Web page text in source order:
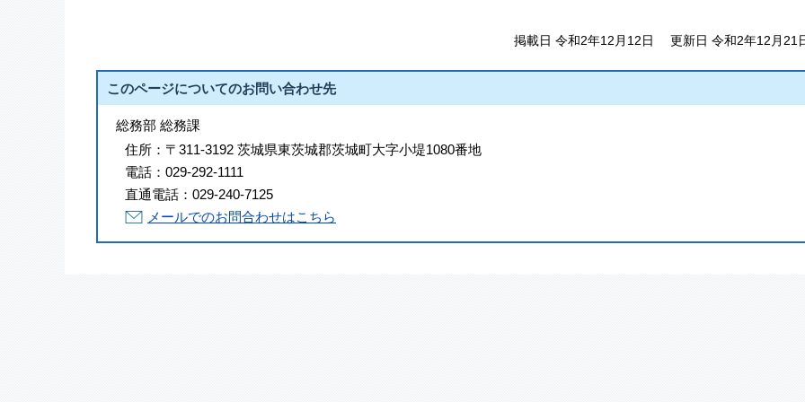
掲載日 令和2年12月12日 更新日 令和2年12月21
このページについてのお問い合わせ先
総務部 総務課
住所： 〒311-3192 茨城県東茨城郡茨城町大字小堤1080番地
電話： 029-292-1111
直通電話： 029-240-7125
メールでのお問合わせはこちら